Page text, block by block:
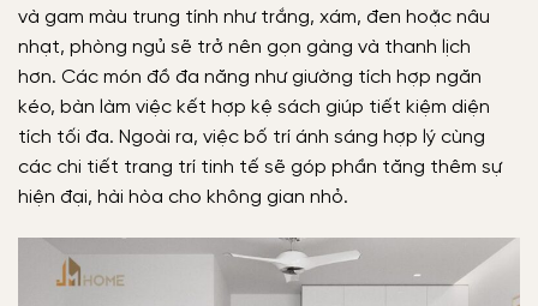
và gam màu trung tính như trắng, xám, đen hoặc nâu
nhạt, phòng ngủ sẽ trở nên gọn gàng và thanh lịch
hơn. Các món đồ đa năng như giường tích hợp ngăn
kéo, bàn làm việc kết hợp kệ sách giúp tiết kiệm diện
tích tối đa. Ngoài ra, việc bố trí ánh sáng hợp lý cùng
các chi tiết trang trí tinh tế sẽ góp phần tăng thêm sự
hiện đại, hài hòa cho không gian nhỏ.